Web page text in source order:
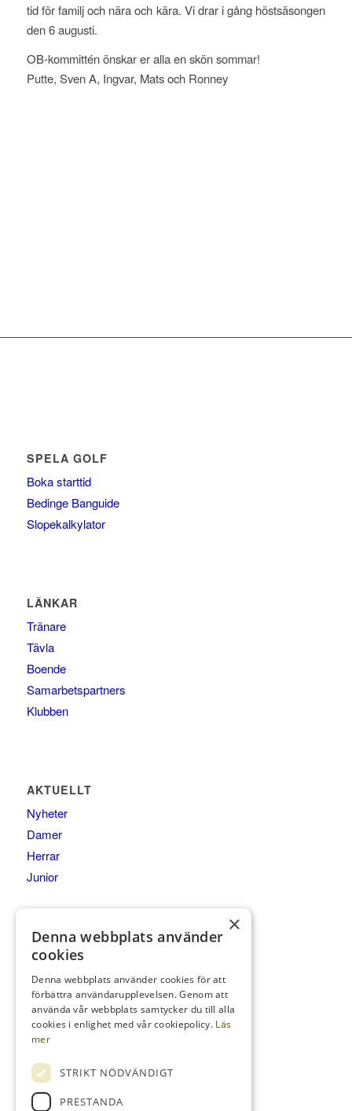
tid för familj och nära och kära. Vi drar i gång höstsäsongen
den 6 augusti.
OB-kommittén önskar er alla en skön sommar!
Putte, Sven A, Ingvar, Mats och Ronney
SPELA GOLF
Boka starttid
Bedinge Banguide
Slopekalkylator
LÄNKAR
Tränare
Tävla
Boende
Samarbetspartners
Klubben
AKTUELLT
Nyheter
Damer
Herrar
Junior
KONTAKTA OSS
Bedinge Golfklubb
Golfbanevägen 10
231 75 Beddingestrand
0410-255 14
info@bedingegk.se
×
Denna webbplats använder
cookies
Denna webbplats använder cookies för att
förbättra användarupplevelsen. Genom att
använda vår webbplats samtycker du till alla
cookies i enlighet med vår cookiepolicy. Läs
mer
STRIKT NÖDVÄNDIGT
PRESTANDA